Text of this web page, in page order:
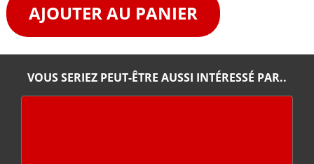
AJOUTER AU PANIER
VOUS SERIEZ PEUT-ÊTRE AUSSI INTÉRESSÉ PAR..